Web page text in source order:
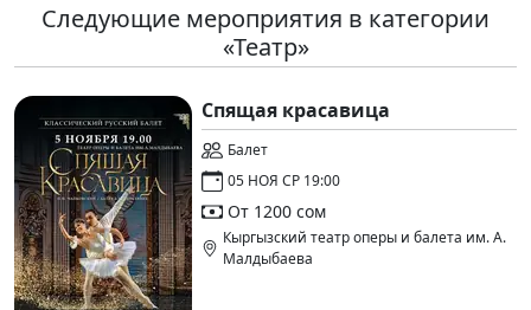
Следующие мероприятия в категории
«Театр»
Спящая красавица
Балет
05 НОЯ СР 19:00
От 1200 сом
Кыргызский театр оперы и балета им. А.
Малдыбаева